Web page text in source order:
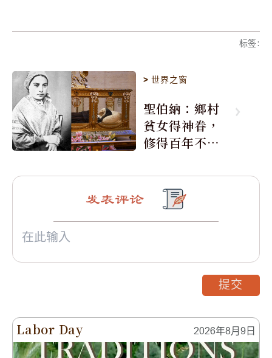
标签:
>世界之窗
聖伯納：鄉村
貧女得神眷，
修得百年不腐
Labor Day 2026年8月9日
发表评论
提交